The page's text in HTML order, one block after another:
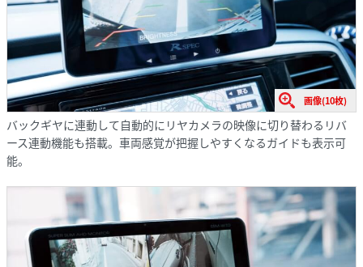
画像(10枚)
バックギヤに連動して自動的にリヤカメラの映像に切り替わるリバ
ース連動機能も搭載。車両感覚が把握しやすくなるガイドも表示可
能。